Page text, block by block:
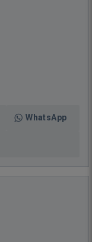
WhatsApp